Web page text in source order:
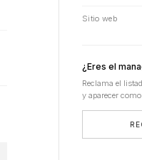
Sitio web
¿Eres el
Reclama el
y aparecer